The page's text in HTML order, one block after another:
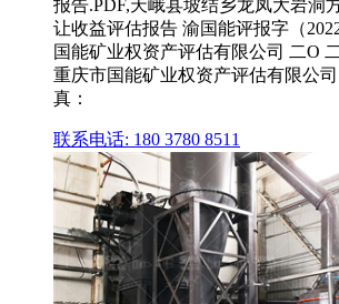
报告.PDF,天峨县坡结乡龙凤大岩洞
让收益评估报告 渝国能评报字（
国能矿业权资产评估有限公司 二O
重庆市国能矿业权资产评估有限公
真：
联系电话: 180 3780 8511